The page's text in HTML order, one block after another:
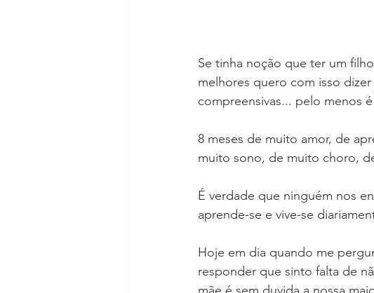
Se tinha noção que ter um
melhores quero com isso
compreensivas... pelo menos
8 meses de muito amor, de
muito sono, de muito choro,
É verdade que ninguém nos
aprende-se e vive-se
Hoje em dia quando me
responder que sinto falta de